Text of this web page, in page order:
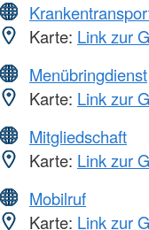
Karte: Link zur
Menübringdienst
Karte: Link zur
Mitgliedschaft
Karte: Link zur
Mobilruf
Karte: Link zur